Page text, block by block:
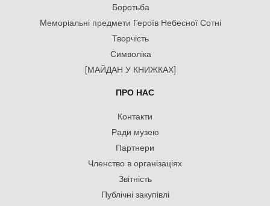
Боротьба
Меморіальні предмети Героїв Небесної Сотні
Творчість
Символіка
[МАЙДАН У КНИЖКАХ]
ПРО НАС
Контакти
Ради музею
Партнери
Членство в організаціях
Звітність
Публічні закупівлі